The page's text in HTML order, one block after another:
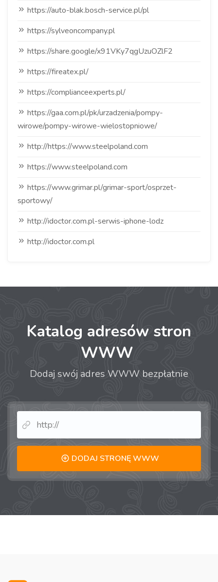
https://auto-blak.bosch-service.pl/pl
https://sylveoncompany.pl
https://share.google/x91VKy7qgUzuOZlF2
https://fireatex.pl/
https://complianceexperts.pl/
https://gaa.com.pl/pk/urzadzenia/pompy-
wirowe/pompy-wirowe-wielostopniowe/
http://https://www.steelpoland.com
https://www.steelpoland.com
https://www.grimar.pl/grimar-sport/osprzet-
sportowy/
http://idoctor.com.pl-serwis-iphone-lodz
http://idoctor.com.pl
Katalog adresów stron
WWW
Dodaj swój adres WWW bezpłatnie
DODAJ STRONĘ WWW